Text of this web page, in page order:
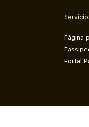
Página
Portal